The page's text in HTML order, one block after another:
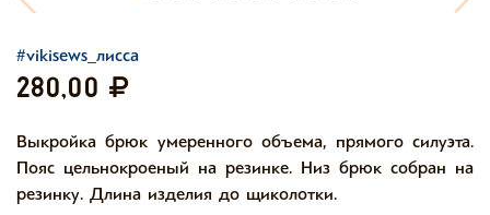
#vikisews_лисса
280,00
Выкройка брюк умеренного объема, прямого силуэта.
Пояс цельнокроеный на резинке. Низ брюк собран на
резинку. Длина изделия до щиколотки.